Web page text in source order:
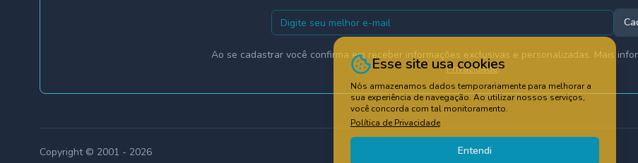
Esse site usa cookies
Nós armazenamos dados temporariamente para melhorar a
sua experiência de navegação. Ao utilizar nossos serviços,
você concorda com tal monitoramento.
Política de Privacidade
Entendi
Ao se cadastrar você confirma em receber informações exclusivas e personalizadas. Mais
Privacidade.*
Copyright © 2001 - 2026